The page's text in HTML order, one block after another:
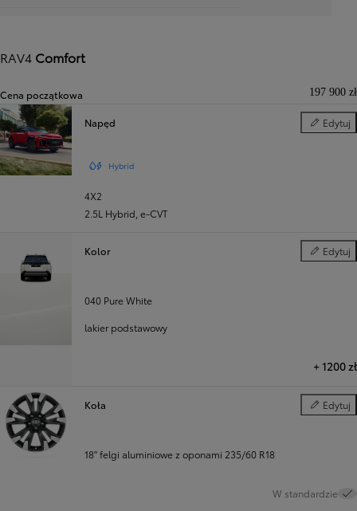
RAV4 Comfort
Cena początkowa 197 900 zł
Napęd Edytuj
Napęd
Hybrid
4X2
2.5L Hybrid e‑CVT
Kolor Edytuj
Kolor
040 Pure White
lakier podstawowy
+1200 zł
Koła Edytuj
Koła
18" felgi aluminiowe z oponami 235/60 R18
W standardzie